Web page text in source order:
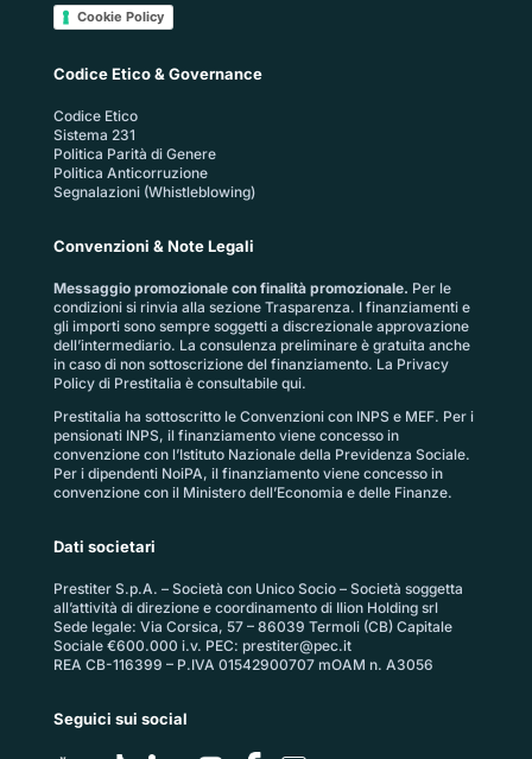
Cookie Policy
Codice Etico & Governance
Codice Etico
Sistema 231
Politica Parità di Genere
Politica Anticorruzione
Segnalazioni (Whistleblowing)
Convenzioni & Note Legali
Messaggio promozionale con finalità promozionale. Per le
condizioni si rinvia alla sezione Trasparenza. I finanziamenti e
gli importi sono sempre soggetti a discrezionale approvazione
dell’intermediario. La consulenza preliminare è gratuita anche
in caso di non sottoscrizione del finanziamento. La Privacy
Policy di Prestitalia è consultabile qui.
Prestitalia ha sottoscritto le Convenzioni con INPS e MEF. Per i
pensionati INPS, il finanziamento viene concesso in
convenzione con l’Istituto Nazionale della Previdenza Sociale.
Per i dipendenti NoiPA, il finanziamento viene concesso in
convenzione con il Ministero dell’Economia e delle Finanze.
Dati societari
Prestiter S.p.A. – Società con Unico Socio – Società soggetta
all’attività di direzione e coordinamento di Ilion Holding srl
Sede legale: Via Corsica, 57 – 86039 Termoli (CB) Capitale
Sociale €600.000 i.v. PEC: prestiter@pec.it
REA CB-116399 – P.IVA 01542900707 mOAM n. A3056
Seguici sui social